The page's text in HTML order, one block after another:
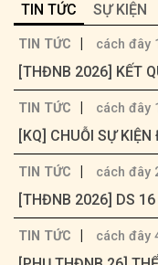
TIN TỨC SỰ KIỆN
TIN TỨC | cách đây
[THĐNB 2026] KẾT
TIN TỨC | cách đây
[KQ] CHUỖI SỰ
TIN TỨC | cách đây
TIN TỨC | cách đây